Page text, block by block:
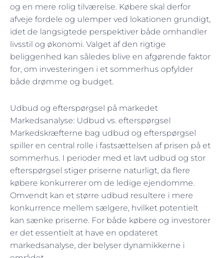
og en mere rolig tilværelse. Købere skal derfor
afveje fordele og ulemper ved lokationen grundigt,
idet de langsigtede perspektiver både omhandler
livsstil og økonomi. Valget af den rigtige
beliggenhed kan således blive en afgørende faktor
for, om investeringen i et sommerhus opfylder
både drømme og budget.
Udbud og efterspørgsel på markedet
Markedsanalyse: Udbud vs. efterspørgsel
Markedskræfterne bag udbud og efterspørgsel
spiller en central rolle i fastsættelsen af prisen på et
sommerhus. I perioder med et lavt udbud og stor
efterspørgsel stiger priserne naturligt, da flere
købere konkurrerer om de ledige ejendomme.
Omvendt kan et større udbud resultere i mere
konkurrence mellem sælgere, hvilket potentielt
kan sænke priserne. For både købere og investorer
er det essentielt at have en opdateret
markedsanalyse, der belyser dynamikkerne i